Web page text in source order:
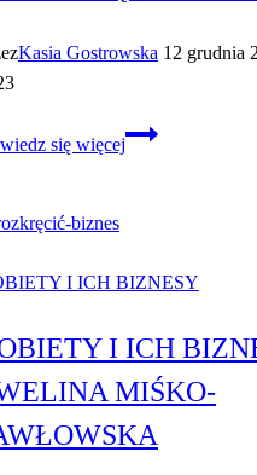
Kasia Gostrowska 12 grudnia
się więcej
Marta
biznesu
I ICH BIZNESY
I ICH
MIŚKO-